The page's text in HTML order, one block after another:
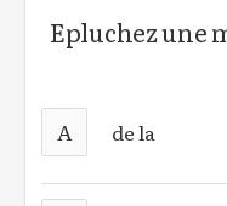
Epluchez
A de la